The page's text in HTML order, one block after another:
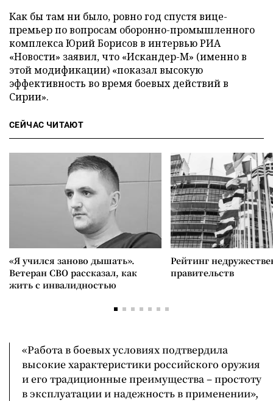
Как бы там ни было, ровно год спустя вице-
премьер по вопросам оборонно-промышленного
комплекса Юрий Борисов в интервью РИА
«Новости» заявил, что «Искандер-М» (именно в
этой модификации) «показал высокую
эффективность во время боевых действий в
Сирии».
СЕЙЧАС ЧИТАЮТ
«Я учился заново дышать».
Ветеран СВО рассказал, как
жить с инвалидностью
Рейтинг
правительств
«Работа в боевых условиях подтвердила
высокие характеристики российского оружия
и его традиционные преимущества – простоту
в эксплуатации и надежность в применении»,